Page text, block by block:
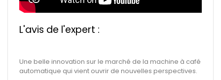
L'avis de l'expert :
Une belle innovation sur le marché de la machine à café
automatique qui vient ouvrir de nouvelles perspectives.